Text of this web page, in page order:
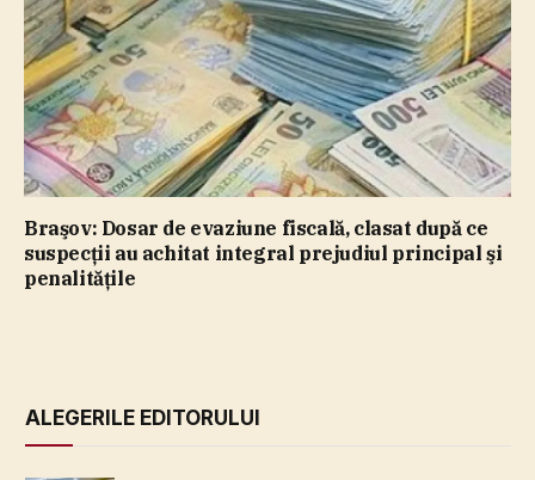
Braşov: Dosar de evaziune fiscală, clasat după ce
suspecţii au achitat integral prejudiul principal şi
penalităţile
ALEGERILE EDITORULUI